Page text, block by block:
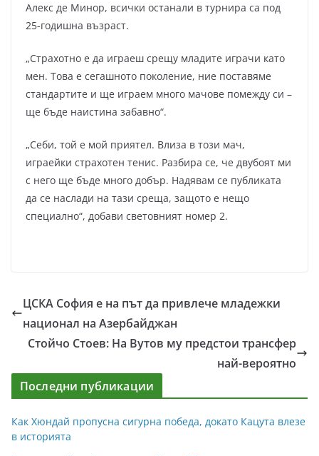
Алекс де Минор, всички останали в турнира са под
25-годишна възраст.
„Страхотно е да играеш срещу младите играчи като
мен. Това е сегашното поколение, ние поставяме
стандартите и ще играем много мачове помежду си –
ще бъде наистина забавно“.
„Себи, той е мой приятел. Влиза в този мач,
играейки страхотен тенис. Разбира се, че двубоят ми
с него ще бъде много добър. Надявам се публиката
да се наслади на тази среща, защото е нещо
специално“, добави световният номер 2.
ЦСКА София е на път да привлече младежки
национал на Азербайджан
Стойчо Стоев: На Вутов му предстои трансфер
най-вероятно
Последни публикации
Как Хюндай пропусна сигурна победа, докато Кацута влезе
в историята